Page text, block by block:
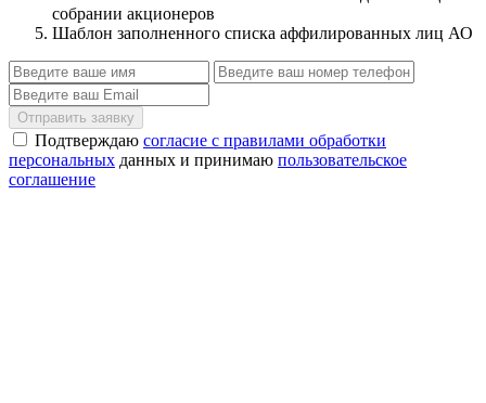
собрании акционеров
Шаблон заполненного списка аффилированных лиц АО
Отправить заявку
Подтверждаю согласие с правилами обработки
персональных данных и принимаю пользовательское
соглашение